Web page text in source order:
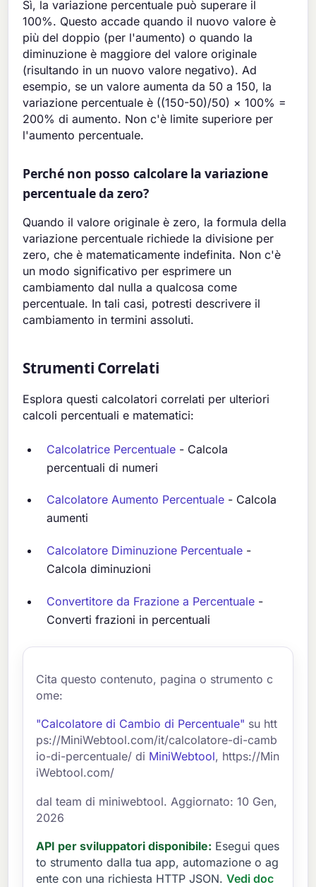
Sì, la variazione percentuale può superare il
100%. Questo accade quando il nuovo valore è
più del doppio (per l'aumento) o quando la
diminuzione è maggiore del valore originale
(risultando in un nuovo valore negativo). Ad
esempio, se un valore aumenta da 50 a 150, la
variazione percentuale è ((150-50)/50) × 100% =
200% di aumento. Non c'è limite superiore per
l'aumento percentuale.
Perché non posso calcolare la variazione
percentuale da zero?
Quando il valore originale è zero, la formula della
variazione percentuale richiede la divisione per
zero, che è matematicamente indefinita. Non c'è
un modo significativo per esprimere un
cambiamento dal nulla a qualcosa come
percentuale. In tali casi, potresti descrivere il
cambiamento in termini assoluti.
Strumenti Correlati
Esplora questi calcolatori correlati per ulteriori
calcoli percentuali e matematici:
Calcolatrice Percentuale - Calcola
percentuali di numeri
Calcolatore Aumento Percentuale - Calcola
aumenti
Calcolatore Diminuzione Percentuale -
Calcola diminuzioni
Convertitore da Frazione a Percentuale -
Converti frazioni in percentuali
Cita questo contenuto, pagina o strumento c
ome:
"Calcolatore di Cambio di Percentuale" su htt
ps://MiniWebtool.com/it/calcolatore-di-camb
io-di-percentuale/ di MiniWebtool, https://Min
iWebtool.com/
dal team di miniwebtool. Aggiornato: 10 Gen,
2026
API per sviluppatori disponibile: Esegui ques
to strumento dalla tua app, automazione o ag
ente con una richiesta HTTP JSON. Vedi doc